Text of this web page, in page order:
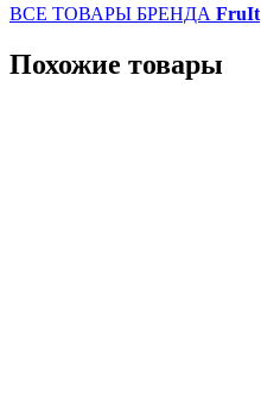
ВСЕ ТОВАРЫ БРЕНДА FruIt
Похожие товары